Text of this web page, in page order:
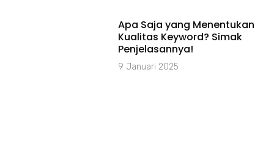
Apa Saja yang Menentukan
Kualitas Keyword? Simak
Penjelasannya!
9 Januari 2025